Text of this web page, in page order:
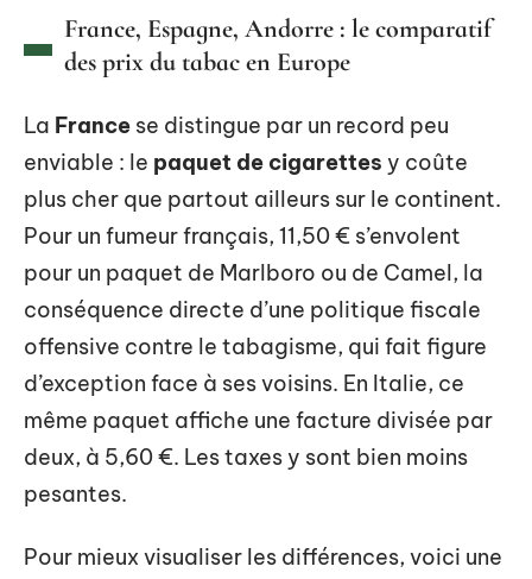
France, Espagne, Andorre : le comparatif
des prix du tabac en Europe
La France se distingue par un record peu
enviable : le paquet de cigarettes y coûte
plus cher que partout ailleurs sur le continent.
Pour un fumeur français, 11,50 € s’envolent
pour un paquet de Marlboro ou de Camel, la
conséquence directe d’une politique fiscale
offensive contre le tabagisme, qui fait figure
d’exception face à ses voisins. En Italie, ce
même paquet affiche une facture divisée par
deux, à 5,60 €. Les taxes y sont bien moins
pesantes.
Pour mieux visualiser les différences, voici une